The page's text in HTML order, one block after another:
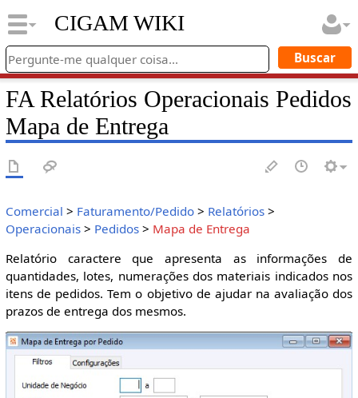
CIGAM WIKI
FA Relatórios Operacionais Pedidos
Mapa de Entrega
Comercial > Faturamento/Pedido> Relatórios>
Operacionais> Pedidos> Mapa de Entrega
Relatório caractere que apresenta as informações de
quantidades, lotes, numerações dos materiais indicados nos
itens de pedidos. Tem o objetivo de ajudar na avaliação dos
prazos de entrega dos mesmos.